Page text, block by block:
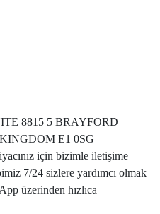
8815 5 BRAYFORD
E1 0SG
için bizimle iletişime
7/24 sizlere yardımcı olmak
üzerinden hızlıca